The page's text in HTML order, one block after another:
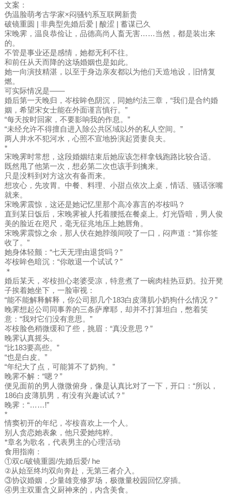
文案：
伪温脸萌考古学家×闷骚钓系互联网新贵
破镜重圆 | 非典型先婚后爱 | 酸涩 | 蓄谋已久
宋晚霁，温良恭俭让，品德高尚人畜无害……当然，都是装出来
的。
不管是事业还是感情，她都无利不往。
和前任从天而降的这场婚姻也是如此。
她一向演技精湛，以至于身边亲友都以为他们天造地设，旧情复
燃。
可实际情况是——
婚后第一天晚归，岑桉眸色阴沉，同她约法三章，“我们是合约婚
姻，希望宋女士能在外面谨言慎行。”
“每天按时回家，不要影响我的作息。”
“未经允许不得擅自进入除公共区域以外的私人空间。”
两人井水不犯河水，心照不宣地扮演起贤妻良夫。
*
宋晚霁时常想，这段婚姻结束后她应该怎样拿钱跑路比较合适。
既然甩了他第一次，想必第二次也该手到擒来。
只是没料到对方这次有备而来。
想攻心，先攻胃。中餐、料理、小甜点依次上桌，情话、骚话张嘴
就来。
宋晚霁震惊，这还是她记忆里那个高冷寡言的岑桉吗？
直到某日饭后，宋晚霁被人托着腰抵在餐桌上。灯光昏暗，男人俊
美的脸近在咫尺，毫无征兆地压上她唇角。
宋晚霁震惊之余，那人伏在她脖颈间咬了一口，闷声道：“算你签
收了。”
她身体轻颤：“七天无理由退货吗？”
岑桉眸色暗沉：“你敢退一个试试？”
＊
婚后某天，岑桉担心老婆受凉，特意煮了一碗肉桂热豆奶。拉开凳
子挨着她坐下，一脸审视：
“能不能解释解释，你公司那几个183白皮薄肌小奶狗什么情况？”
晚霁想起公司同事养的三条萨摩耶，却并不打算坦白，憋着笑
意：“我对它们没有意思。”
岑桉脸色稍微缓和了些，挑眉：“真没意思？”
晚霁认真摇头。
“比183要高些。”
“也是白皮。”
“年纪大了点，可能算不了奶狗。”
晚霁不解：“嗯？”
便见面前的男人微微俯身，像是认真比对了一下，开口：“所以，
186白皮薄肌男，有没有兴趣试试？”
晚霁：“……!”
*
情窦初开的年纪，岑桉喜欢上一个人。
别人贪恋她表象，他只爱她纯粹。
*章名为歌名，代表男主的心理活动
食用指南：
①双c/破镜重圆/先婚后爱/ he
②从始至终均双向奔赴，无第三者介入。
③协议婚姻，少量雄竞修罗场，极微量校园回忆穿插。
④男主双重含义厨神来的，内含美食。